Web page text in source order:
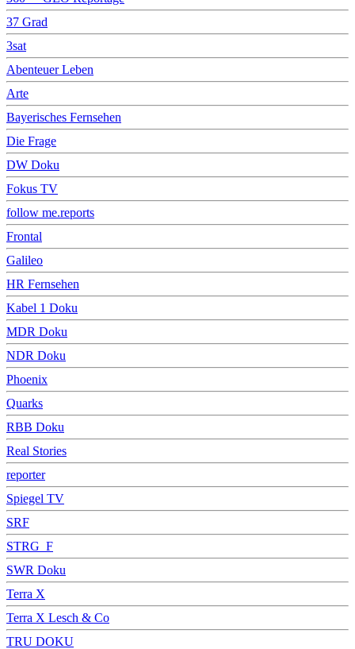
37 Grad
3sat
Abenteuer Leben
Arte
Bayerisches Fernsehen
Die Frage
DW Doku
Fokus TV
follow me.reports
Frontal
Galileo
HR Fernsehen
Kabel 1 Doku
MDR Doku
NDR Doku
Phoenix
Quarks
RBB Doku
Real Stories
reporter
Spiegel TV
SRF
STRG_F
SWR Doku
Terra X
Terra X Lesch & Co
TRU DOKU